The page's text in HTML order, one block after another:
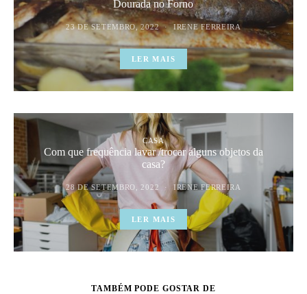
Dourada no Forno
23 DE SETEMBRO, 2022 IRENE FERREIRA
LER MAIS
CASA
Com que frequência lavar /trocar alguns objetos da
casa?
28 DE SETEMBRO, 2022 IRENE FERREIRA
LER MAIS
TAMBÉM PODE GOSTAR DE